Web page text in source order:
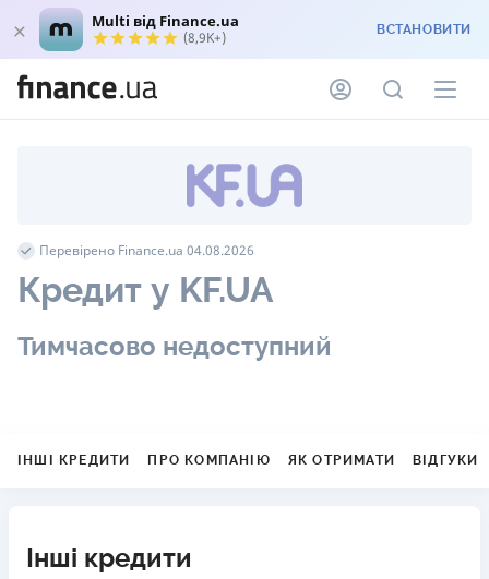
Multi від Finance.ua
(8,9K+) ВСТАНОВИТИ
Перевірено Finance.ua 04.08.2026
Кредит у KF.UA
Тимчасово недоступний
ІНШІ КРЕДИТИ ПРО КОМПАНІЮ ЯК ОТРИМАТИ ВІДГУКИ
Інші кредити